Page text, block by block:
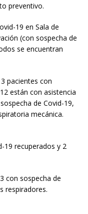
preventivo.
19 en Sala de
(con sospecha de
se encuentran
pacientes con
están con asistencia
de Covid-19,
mecánica.
19 recuperados y 2
con sospecha de
respiradores.